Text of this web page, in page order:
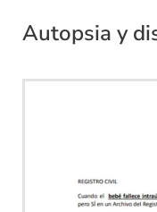
Autopsia y